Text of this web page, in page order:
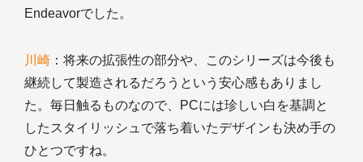
Endeavorでした。
川崎 ：将来の拡張性の部分や、このシリーズは今後も
継続して製造されるだろうという安心感もありまし
た。毎日触るものなので、PCには珍しい白を基調と
したスタイリッシュで落ち着いたデザインも決め手の
ひとつですね。